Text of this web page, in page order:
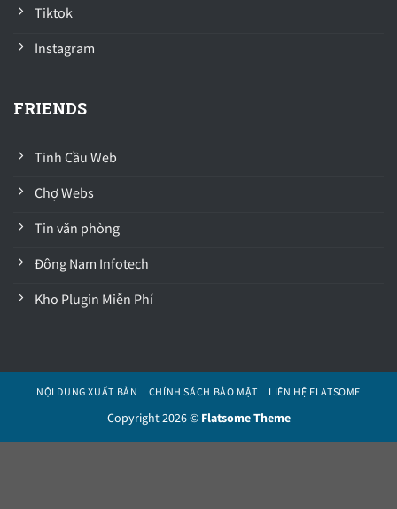
Tiktok
Instagram
FRIENDS
Tinh Cầu Web
Chợ Webs
Tin văn phòng
Đông Nam Infotech
Kho Plugin Miễn Phí
NỘI DUNG XUẤT BẢN CHÍNH SÁCH BẢO MẬT LIÊN HỆ FLATSOME
Copyright 2026 © Flatsome Theme